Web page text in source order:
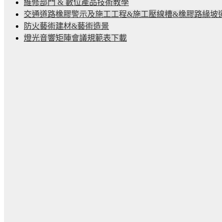
維修部門 & 數位產品技術教學
交通道路橡膠警示及施工工程&施工壓線槽&橡膠路緣坡
防火藝術建材&藝術造景
燈光音響矩陣會議規範表下載